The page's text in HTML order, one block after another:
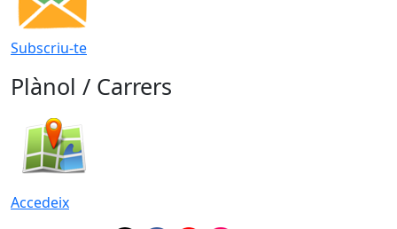
Subscriu-te
Plànol / Carrers
Accedeix